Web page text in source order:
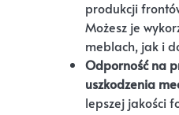
produkcji
Możesz je
meblach, jak i
Odporność na
uszkodzenia
lepszej jakości